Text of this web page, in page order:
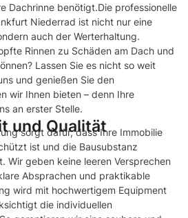
Dachrinne benötigt.Die professionelle
Niederrad ist nicht nur eine
auch der Werterhaltung.
Rinnen zu Schäden am Dach und
Lassen Sie es nicht so weit
und genießen Sie den
wir Ihnen bieten – denn Ihre
an erster Stelle.
und Qualität
sorgt dafür, dass Ihre Immobilie
ist und die Bausubstanz
Wir geben keine leeren Versprechen
Absprachen und praktikable
wird mit hochwertigem Equipment
die individuellen